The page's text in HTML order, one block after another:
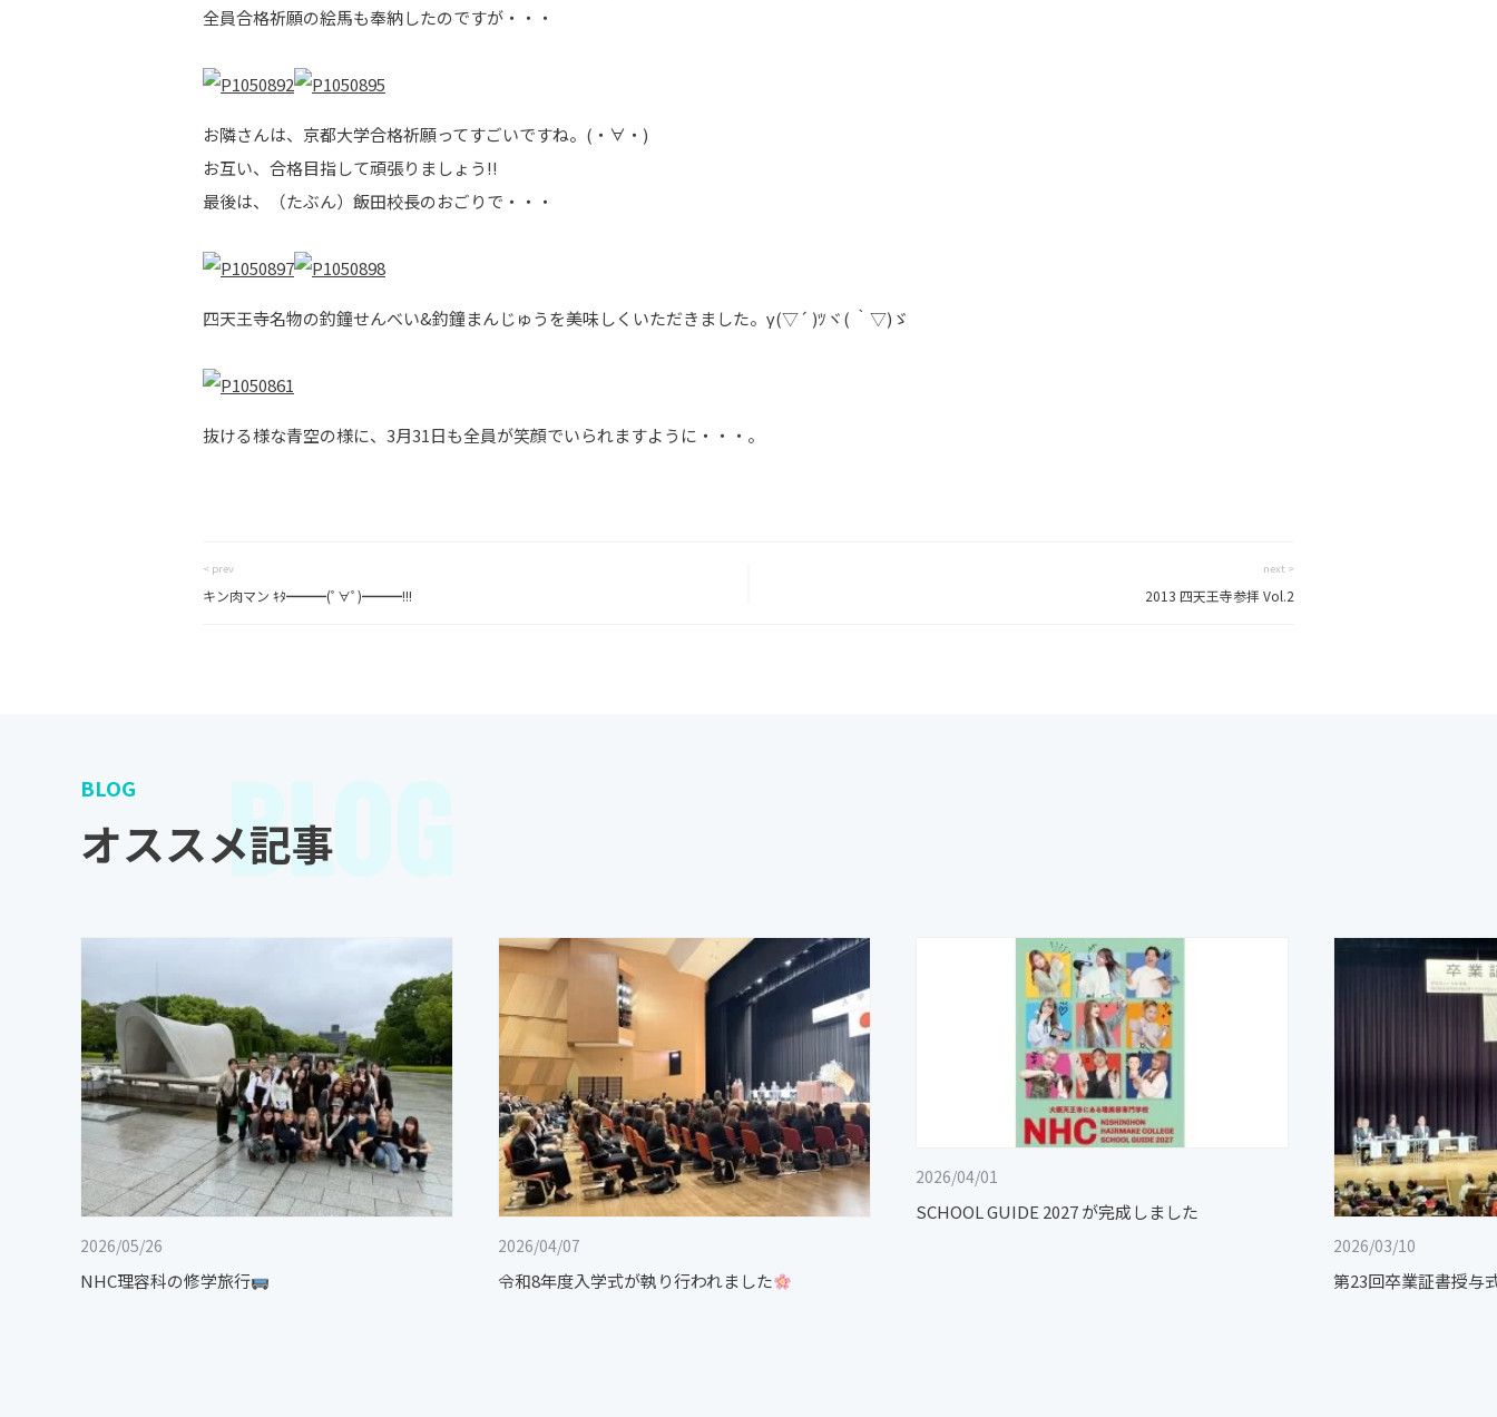
全員合格祈願の絵馬も奉納したのですが・・・
お隣さんは、京都大学合格祈願ってすごいですね。(・∀・)
お互い、合格目指して頑張りましょう!!
最後は、（たぶん）飯田校長のおごりで・・・
四天王寺名物の釣鐘せんべい&釣鐘まんじゅうを美味しくいただきました。γ(▽´ )ﾂヾ( ｀▽)ゞ
抜ける様な青空の様に、3月31日も全員が笑顔でいられますように・・・。
< prev
キン肉マン ｷﾀ━━━(ﾟ∀ﾟ)━━━!!!
next >
2013 四天王寺参拝 Vol.2
BLOG
オススメ記事
BLOG
2026/05/26
NHC理容科の修学旅行
2026/04/07
令和8年度入学式が執り行われました
2026/04/01
SCHOOL GUIDE 2027 が完成しました
2026/03/10
第23回卒業証書授与